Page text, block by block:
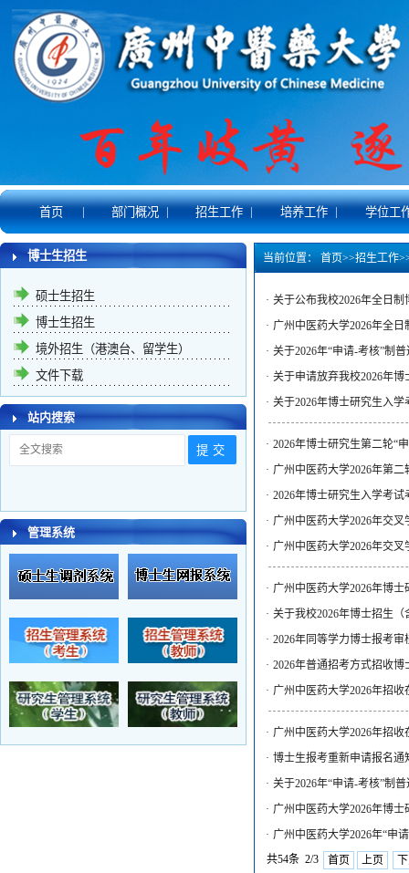
首页 | 部门概况 | 招生工作 | 培养工作 | 学位工
博士生招生
硕士生招生
博士生招生
境外招生（港澳台、留学生）
文件下载
站内搜索
管理系统
当前位置： 首页>>招生工作
· 关于公布我校2026年全日
· 广州中医药大学2026年全
· 关于2026年“申请-考核”制
· 关于申请放弃我校2026年
· 关于2026年博士研究生入
· 2026年博士研究生第二轮“
· 广州中医药大学2026年第
· 2026年博士研究生入学考
· 广州中医药大学2026年交
· 广州中医药大学2026年交
· 广州中医药大学2026年博
· 关于我校2026年博士招生
· 2026年同等学力博士报考
· 2026年普通招考方式招收
· 广州中医药大学2026年招
· 广州中医药大学2026年招
· 博士生报考重新申请报名
· 关于2026年“申请-考核”制
· 广州中医药大学2026年博
· 广州中医药大学2026年“申
共54条 2/3
首页 上页